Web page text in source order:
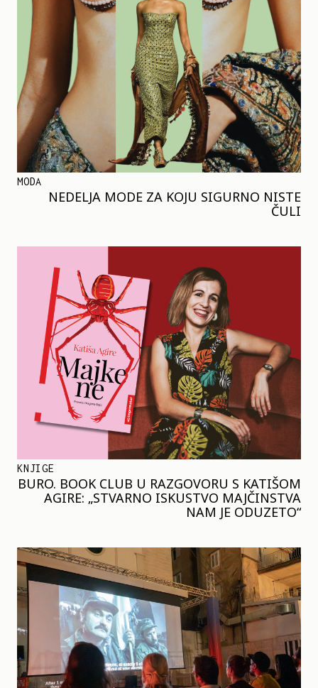
MODA
NEDELJA MODE ZA KOJU SIGURNO NISTE
ČULI
KNJIGE
BURO. BOOK CLUB U RAZGOVORU S KATIŠOM
AGIRE: „STVARNO ISKUSTVO MAJČINSTVA
NAM JE ODUZETO“